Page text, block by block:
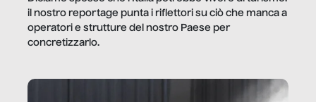
il nostro reportage punta i riflettori su ciò che manca a
operatori e strutture del nostro Paese per
concretizzarlo.